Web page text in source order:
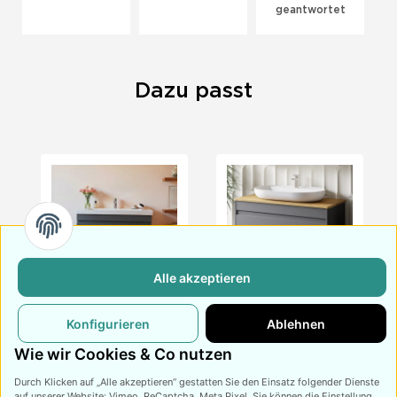
geantwortet
Dazu passt
Waschtisch mit
Unterschrank Lara
100
415,99€449,99€
Unterschrank Lara
100 Konsole Eiche
499,99€549,99€
Alle akzeptieren
Konfigurieren Ablehnen
Wie wir Cookies & Co nutzen
Durch Klicken auf „Alle akzeptieren“ gestatten Sie den Einsatz folgender Dienste